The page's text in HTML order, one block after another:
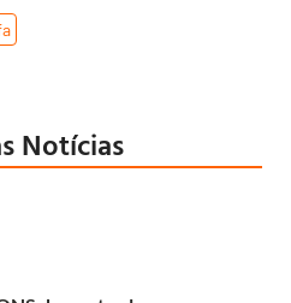
Notícias